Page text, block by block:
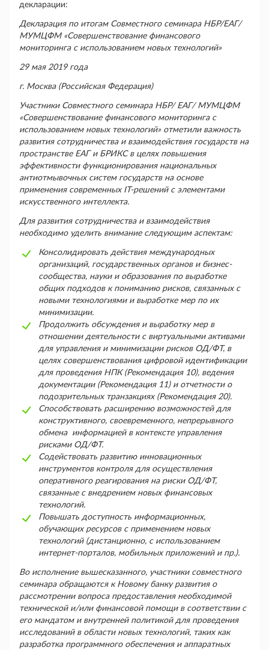
декларации:
Декларация по итогам Совместного семинара НБР/ЕАГ/
МУМЦФМ «Совершенствование финансового
мониторинга с использованием новых технологий»
29 мая 2019 года
г. Москва (Российская Федерация)
Участники Совместного семинара НБР/ ЕАГ/ МУМЦФМ
«Совершенствование финансового мониторинга с
использованием новых технологий» отметили важность
развития сотрудничества и взаимодействия государств на
пространстве ЕАГ и БРИКС в целях повышения
эффективности функционирования национальных
антиотмывочных систем государств на основе
применения современных IT-решений с элементами
искусственного интеллекта.
Для развития сотрудничества и взаимодействия
необходимо уделить внимание следующим аспектам:
Консолидировать действия международных
организаций, государственных органов и бизнес-
сообщества, науки и образования по выработке
общих подходов к пониманию рисков, связанных с
новыми технологиями и выработке мер по их
минимизации.
Продолжить обсуждения и выработку мер в
отношении деятельности с виртуальными активами
для управления и минимизации рисков ОД/ФТ, в
целях совершенствования цифровой идентификации
для проведения НПК (Рекомендация 10), ведения
документации (Рекомендация 11) и отчетности о
подозрительных транзакциях (Рекомендация 20).
Способствовать расширению возможностей для
конструктивного, своевременного, непрерывного
обмена информацией в контексте управления
рисками ОД/ФТ.
Содействовать развитию инновационных
инструментов контроля для осуществления
оперативного реагирования на риски ОД/ФТ,
связанные с внедрением новых финансовых
технологий.
Повышать доступность информационных,
обучающих ресурсов с применением новых
технологий (дистанционно, с использованием
интернет-порталов, мобильных приложений и пр.).
Во исполнение вышесказанного, участники совместного
семинара обращаются к Новому банку развития о
рассмотрении вопроса предоставления необходимой
технической и/или финансовой помощи в соответствии с
его мандатом и внутренней политикой для проведения
исследований в области новых технологий, таких как
разработка программного обеспечения и аппаратных